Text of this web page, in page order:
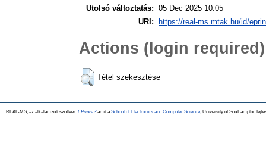
Utolsó változtatás: 05 Dec 2025 10:05
URI:
https://real-ms.mtak.hu/id/
Actions (login required)
Tétel szekesztése
REAL-MS, az alkalamzott szoftver: EPrints 3amit a School of Electronics and Computer Science , University of Southampton